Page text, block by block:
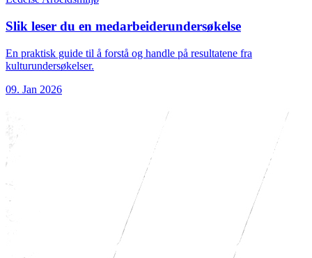
Slik leser du en medarbeiderundersøkelse
En praktisk guide til å forstå og handle på resultatene fra
kulturundersøkelser.
09. Jan 2026